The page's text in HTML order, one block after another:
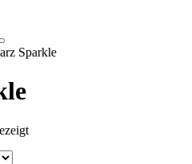
Sparkle